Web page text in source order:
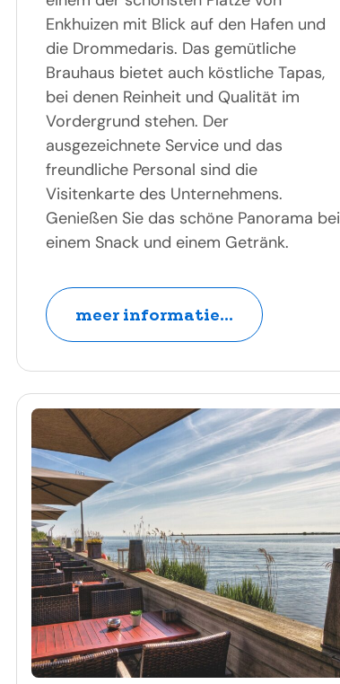
Enkhuizen mit Blick auf den Hafen und
die Drommedaris. Das gemütliche
Brauhaus bietet auch köstliche Tapas,
bei denen Reinheit und Qualität im
Vordergrund stehen. Der
ausgezeichnete Service und das
freundliche Personal sind die
Visitenkarte des Unternehmens.
Genießen Sie das schöne Panorama bei
einem Snack und einem Getränk.
meer informatie...